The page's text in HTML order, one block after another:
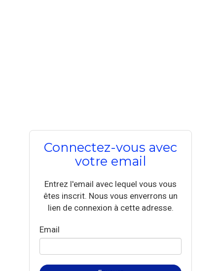
Connectez-vous avec
votre email
Entrez l'email avec lequel vous vous
êtes inscrit. Nous vous enverrons un
lien de connexion à cette adresse.
Email